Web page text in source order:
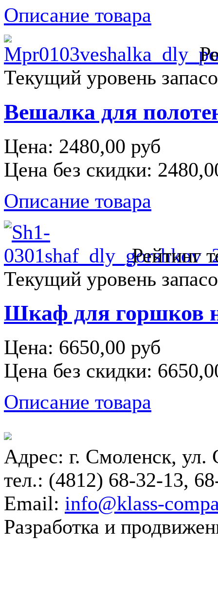
Описание товара
Текущий уровень
Вешалка для
Цена: 2480,00 руб
Цена без скидки:
Описание товара
Рейтинг
Текущий уровень
Шкаф для горшков
Цена: 6650,00 руб
Цена без скидки:
Описание товара
Адрес: г. Смоленск, ул.
тел.: (4812) 68-32-13,
Email: info@klass-
Разработка и